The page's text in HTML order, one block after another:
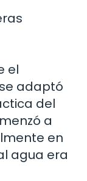
el
adaptó
del
a
en
agua era